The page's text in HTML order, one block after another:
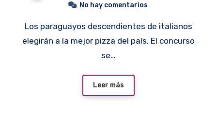
No hay comentarios
Los paraguayos descendientes de italianos
elegirán a la mejor pizza del país. El concurso
se…
Leer más